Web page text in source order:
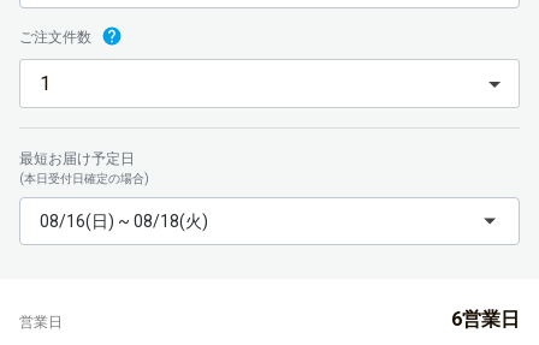
ご注文件数
最短お届け予定日
(本日受付日確定の場合)
08/16(日) ~ 08/18(火)
営業日 6営業日